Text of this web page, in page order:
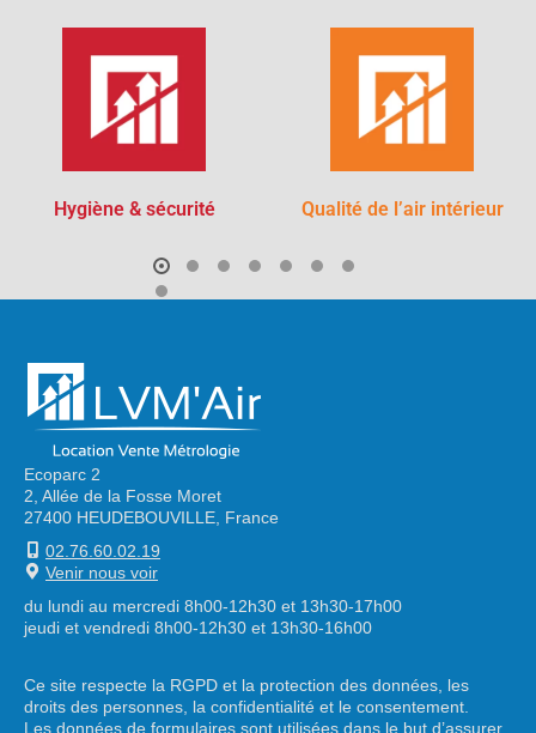
Hygiène & sécurité Qualité de l’air intérieur
Ecoparc 2
2, Allée de la Fosse Moret
27400 HEUDEBOUVILLE, France
02.76.60.02.19
Venir nous voir
du lundi au mercredi 8h00-12h30 et 13h30-17h00
jeudi et vendredi 8h00-12h30 et 13h30-16h00
Ce site respecte la RGPD et la protection des données, les
droits des personnes, la confidentialité et le consentement.
Les données de formulaires sont utilisées dans le but d’assurer